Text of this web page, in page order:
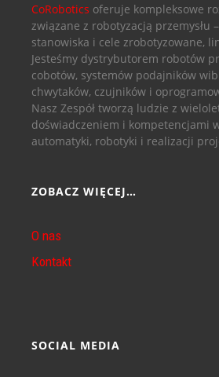
CoRobotics oferuje kompleksowe
związane z robotyzacją przemysłu
stanowiska i cele zrobotyzowane,
Jesteśmy dystrybutorem robotów
cobotów, systemów podajników
chwytaków, czujników i
Nasz Zespół tworzą ludzie z
doświadczeniem i kompetencjami
automatyki, robotyki i realizacji
ZOBACZ WIĘCEJ…
O nas
Kontakt
SOCIAL MEDIA